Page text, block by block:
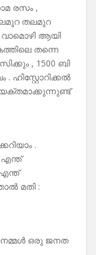
രസം ,
തലമുറ
ആയി
തന്നെ
, 1500 ബി
ഹിസ്റ്റോറിക്കൽ
.
എന്ത്
മതി :
നമ്മൾ ഒരു ജനത